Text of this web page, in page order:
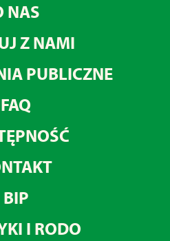
NAS
Z NAMI
PUBLICZNE
FAQ
BIP
I RODO